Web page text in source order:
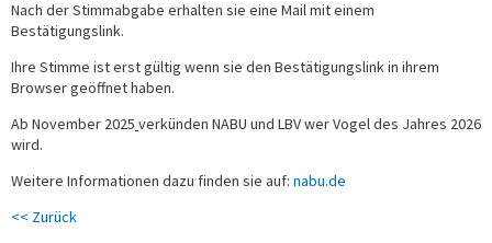
Nach der Stimmabgabe erhalten sie eine Mail mit einem
Bestätigungslink.
Ihre Stimme ist erst gültig wenn sie den Bestätigungslink in ihrem
Browser geöffnet haben.
Ab November 2025 verkünden NABU und LBV wer Vogel des Jahres 2026
wird.
Weitere Informationen dazu finden sie auf: nabu.de
<< Zurück